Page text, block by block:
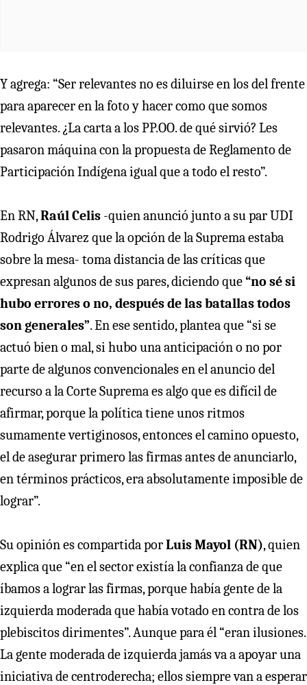
Y agrega: “Ser relevantes no es diluirse en los del frente
para aparecer en la foto y hacer como que somos
relevantes. ¿La carta a los PP.OO. de qué sirvió? Les
pasaron máquina con la propuesta de Reglamento de
Participación Indígena igual que a todo el resto”.
En RN,Raúl Celis -quien anunció junto a su par UDI
Rodrigo Álvarez que la opción de la Suprema estaba
sobre la mesa- toma distancia de las críticas que
expresan algunos de sus pares, diciendo que“no sé si
hubo errores o no, después de las batallas todos
son generales”. En ese sentido, plantea que “si se
actuó bien o mal, si hubo una anticipación o no por
parte de algunos convencionales en el anuncio del
recurso a la Corte Suprema es algo que es difícil de
afirmar, porque la política tiene unos ritmos
sumamente vertiginosos, entonces el camino opuesto,
el de asegurar primero las firmas antes de anunciarlo,
en términos prácticos, era absolutamente imposible de
lograr”.
Su opinión es compartida porLuis Mayol (RN), quien
explica que “en el sector existía la confianza de que
íbamos a lograr las firmas, porque había gente de la
izquierda moderada que había votado en contra de los
plebiscitos dirimentes”. Aunque para él “eran ilusiones.
La gente moderada de izquierda jamás va a apoyar una
iniciativa de centroderecha; ellos siempre van a esperar